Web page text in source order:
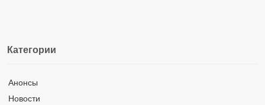
Категории
Анонсы
Новости